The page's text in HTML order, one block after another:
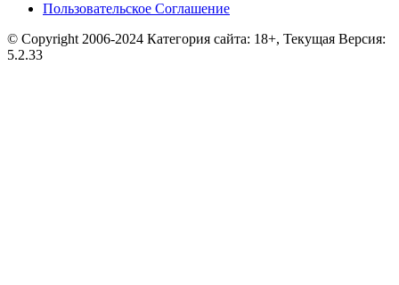
Пользовательское Соглашение
© Copyright 2006-2024 Категория сайта: 18+, Текущая Версия:
5.2.33